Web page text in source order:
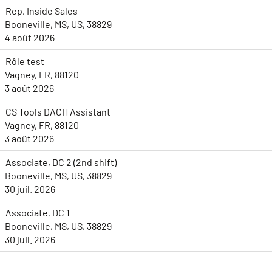
Rep, Inside Sales
Booneville, MS, US, 38829
4 août 2026
Rôle test
Vagney, FR, 88120
3 août 2026
CS Tools DACH Assistant
Vagney, FR, 88120
3 août 2026
Associate, DC 2 (2nd shift)
Booneville, MS, US, 38829
30 juil. 2026
Associate, DC 1
Booneville, MS, US, 38829
30 juil. 2026